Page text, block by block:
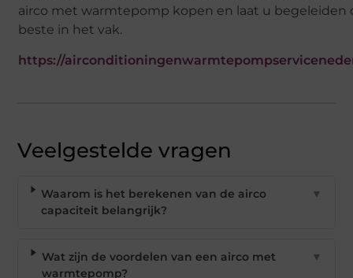
airco met warmtepomp kopen en laat u begeleiden
beste in het vak.
https://
Veelgestelde vragen
Waarom is het berekenen van de airco
capaciteit belangrijk?
▼
Wat zijn de voordelen van een airco met
warmtepomp?
▼